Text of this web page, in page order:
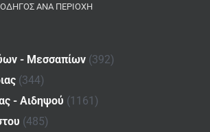
ΑΝΆ ΠΕΡΙΟΧΉ
- Μεσσαπίων (392)
(344)
- Αιδηψού (1161)
(485)